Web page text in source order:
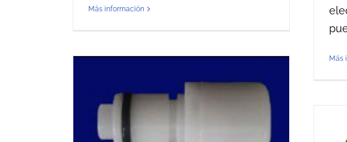
Más información
Más